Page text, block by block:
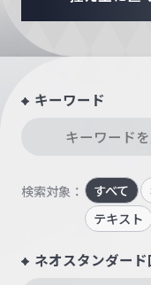
キーワード
検索対象： すべて
テキスト
ネオスタンダー